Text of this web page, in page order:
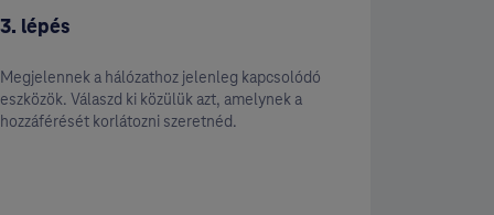
3. lépés
Megjelennek a hálózathoz jelenleg kapcsolódó
eszközök. Válaszd ki közülük azt, amelynek a
hozzáférését korlátozni szeretnéd.